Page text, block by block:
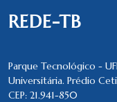
REDE-TB
Parque Tecnológico -
Universitária. Prédio
CEP: 21.941-850